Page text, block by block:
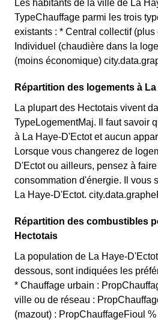
Les habitants de la ville de La
TypeChauffage parmi les trois
existants : * Central collectif
Individuel (chaudière dans la
(moins économique)
Répartition des logements à
La plupart des Hectotais vivent
TypeLogementMaj. Il faut savoir
à La Haye-D'Ectot et aucun
Lorsque vous changerez de
D'Ectot ou ailleurs, pensez à
consommation d'énergie. Il vous
La Haye-D'Ectot.
Répartition des combustibles
Hectotais
La population de La Haye-
dessous, sont indiquées les
* Chauffage urbain :
ville ou de réseau :
(mazout) : PropChauffageFioul